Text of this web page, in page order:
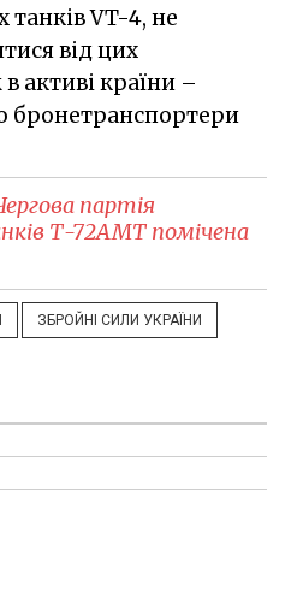
танків VT-4, не
від цих
активі країни –
бронетранспортери
партія
Т-72АМТ помічена
ЗБРОЙНІ СИЛИ УКРАЇНИ